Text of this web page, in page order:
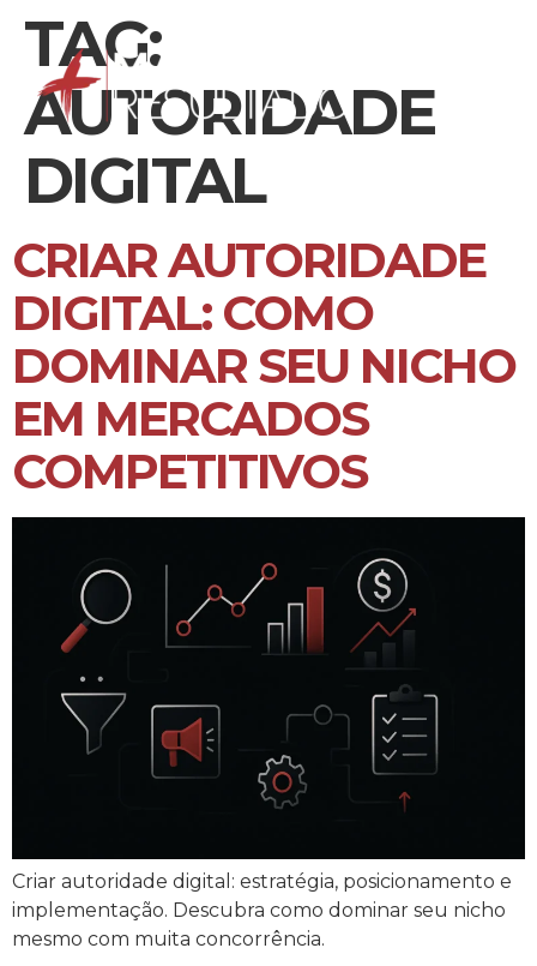
TAG:
AUTORIDADE
DIGITAL
CRIAR AUTORIDADE
DIGITAL: COMO
DOMINAR SEU NICHO
EM MERCADOS
COMPETITIVOS
Criar autoridade digital: estratégia, posicionamento e
implementação. Descubra como dominar seu nicho
mesmo com muita concorrência.